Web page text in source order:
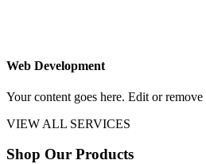
Web Development
Your content goes here. Edit or
VIEW ALL SERVICES
Shop Our Products